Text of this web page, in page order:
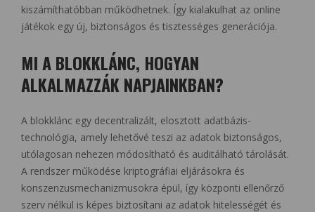
kiszámíthatóbban működhetnek. Így kialakulhat az online
játékok egy új, biztonságos és tisztességes generációja.
MI A BLOKKLÁNC, HOGYAN
ALKALMAZZÁK NAPJAINKBAN?
A blokklánc egy decentralizált, elosztott adatbázis-
technológia, amely lehetővé teszi az adatok biztonságos,
utólagosan nehezen módosítható és auditálható tárolását.
A rendszer működése kriptográfiai eljárásokra és
konszenzusmechanizmusokra épül, így központi ellenőrző
szerv nélkül is képes biztosítani az adatok hitelességét és